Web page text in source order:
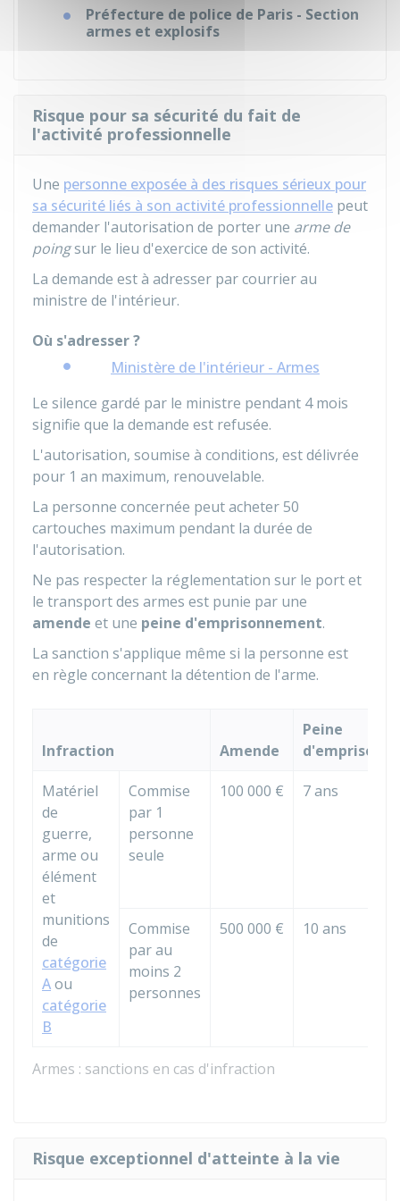
Préfecture de police de Paris - Section
armes et explosifs
Risque pour sa sécurité du fait de
l'activité professionnelle
Une personne exposée à des risques sérieux pour
sa sécurité liés à son activité professionnelle peut
demander l'autorisation de porter une arme de
poingsur le lieu d'exercice de son activité.
La demande est à adresser par courrier au
ministre de l'intérieur.
Où s'adresser ?
Ministère de l'intérieur - Armes
Le silence gardé par le ministre pendant 4 mois
signifie que la demande est refusée.
L'autorisation, soumise à conditions, est délivrée
pour 1 an maximum, renouvelable.
La personne concernée peut acheter 50
cartouches maximum pendant la durée de
l'autorisation.
Ne pas respecter la réglementation sur le port et
le transport des armes est punie par une
amende et une peine d'emprisonnement.
La sanction s'applique même si la personne est
en règle concernant la détention de l'arme.
Armes : sanctions en cas d'infraction
Infraction Amende
Peine
Matériel
de
guerre,
arme ou
élément
et
munitions
de
catégorie
Aou
catégorie
B
Commise
par 1
personne
seule
100 000 € 7 ans
Commise
par au
moins 2
personnes
500 000 € 10 ans
Risque exceptionnel d'atteinte à la vie